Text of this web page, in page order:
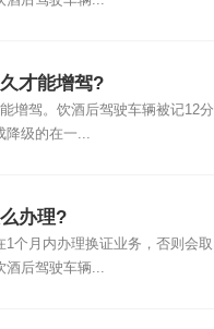
才能增驾?
增驾。饮酒后驾驶车辆被记12分
降级的在一...
办理?
1个月内办理换证业务，否则会取
酒后驾驶车辆...